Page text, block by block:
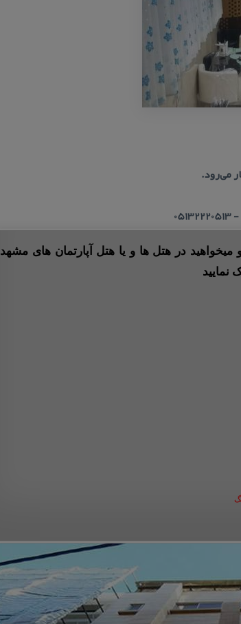
می‌رود.
در هتل ها و یا هتل آپارتمان های مشهد
نمایید